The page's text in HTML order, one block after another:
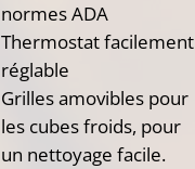
normes ADA
Thermostat facilement
réglable
Grilles amovibles pour
les cubes froids, pour
un nettoyage facile.